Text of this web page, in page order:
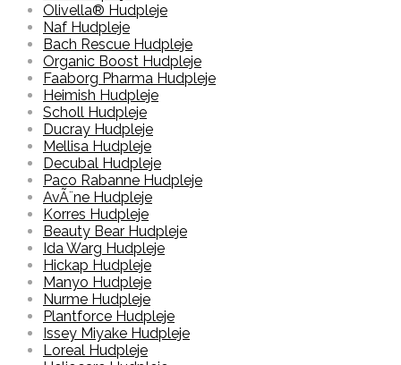
Olivella® Hudpleje
Naf Hudpleje
Bach Rescue Hudpleje
Organic Boost Hudpleje
Faaborg Pharma Hudpleje
Heimish Hudpleje
Scholl Hudpleje
Ducray Hudpleje
Mellisa Hudpleje
Decubal Hudpleje
Paco Rabanne Hudpleje
AvÃ¨ne Hudpleje
Korres Hudpleje
Beauty Bear Hudpleje
Ida Warg Hudpleje
Hickap Hudpleje
Manyo Hudpleje
Nurme Hudpleje
Plantforce Hudpleje
Issey Miyake Hudpleje
Loreal Hudpleje